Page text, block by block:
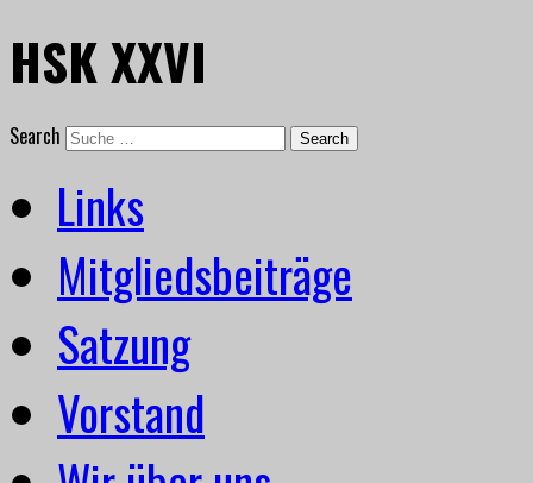
HSK XXVI
Search
Links
Mitgliedsbeiträge
Satzung
Vorstand